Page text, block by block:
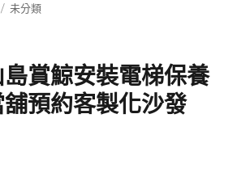
分
未分類
賞鯨安裝電梯保養
預約客製化沙發